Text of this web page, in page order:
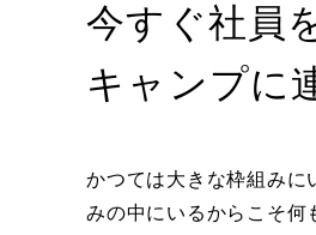
今すぐ社員
キャンプに
かつては大きな枠組みに
みの中にいるからこそ何